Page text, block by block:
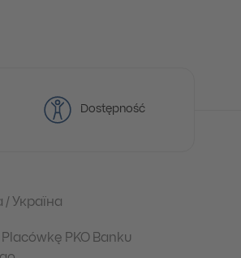
Dostępność
/ Україна
PKO Banku